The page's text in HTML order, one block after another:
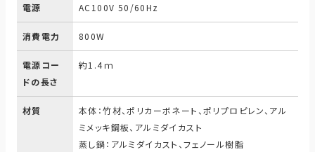
電源 AC100V 50/60Hz
消費電力 800W
電源コー
ドの長さ
約1.4ｍ
材質
本体：竹材、ポリカーボネート、ポリプロピレン、アル
ミメッキ鋼板、アルミダイカスト
蒸し鍋：アルミダイカスト、フェノール樹脂